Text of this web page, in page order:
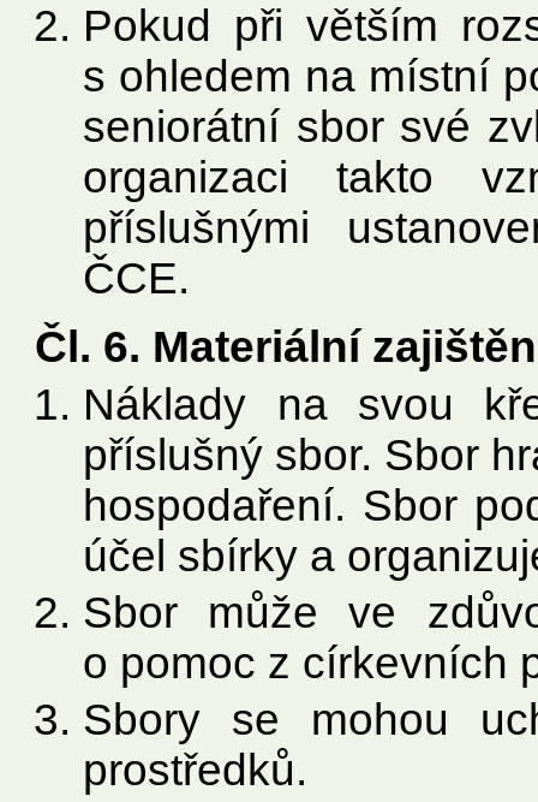
Pokud při větším
s ohledem na místní
seniorátní sbor své
organizaci takto
příslušnými
ČCE.
Čl. 6. Materiální
Náklady na svou
příslušný sbor. Sbor
hospodaření. Sbor
účel sbírky a
Sbor může ve
o pomoc z církevních
Sbory se mohou
prostředků.